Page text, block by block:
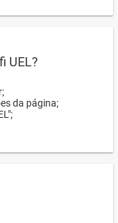
UEL?
da página;